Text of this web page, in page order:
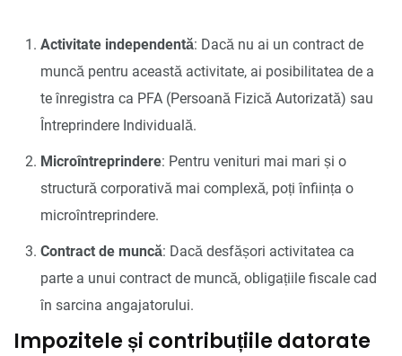
Activitate independentă: Dacă nu ai un contract de
muncă pentru această activitate, ai posibilitatea de a
te înregistra ca PFA (Persoană Fizică Autorizată) sau
Întreprindere Individuală.
Microîntreprindere: Pentru venituri mai mari și o
structură corporativă mai complexă, poți înființa o
microîntreprindere.
Contract de muncă: Dacă desfășori activitatea ca
parte a unui contract de muncă, obligațiile fiscale cad
în sarcina angajatorului.
Impozitele și contribuțiile datorate